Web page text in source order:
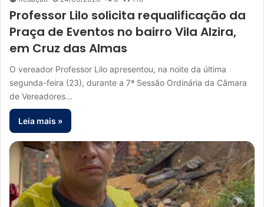
Professor Lilo solicita requalificação da
Praça de Eventos no bairro Vila Alzira,
em Cruz das Almas
O vereador Professor Lilo apresentou, na noite da última
segunda-feira (23), durante a 7ª Sessão Ordinária da Câmara
de Vereadores…
Leia mais »